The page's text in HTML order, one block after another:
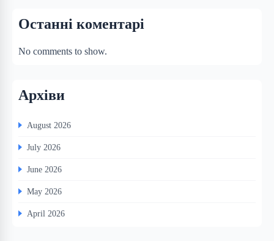
Останні коментарі
No comments to show.
Архіви
August 2026
July 2026
June 2026
May 2026
April 2026